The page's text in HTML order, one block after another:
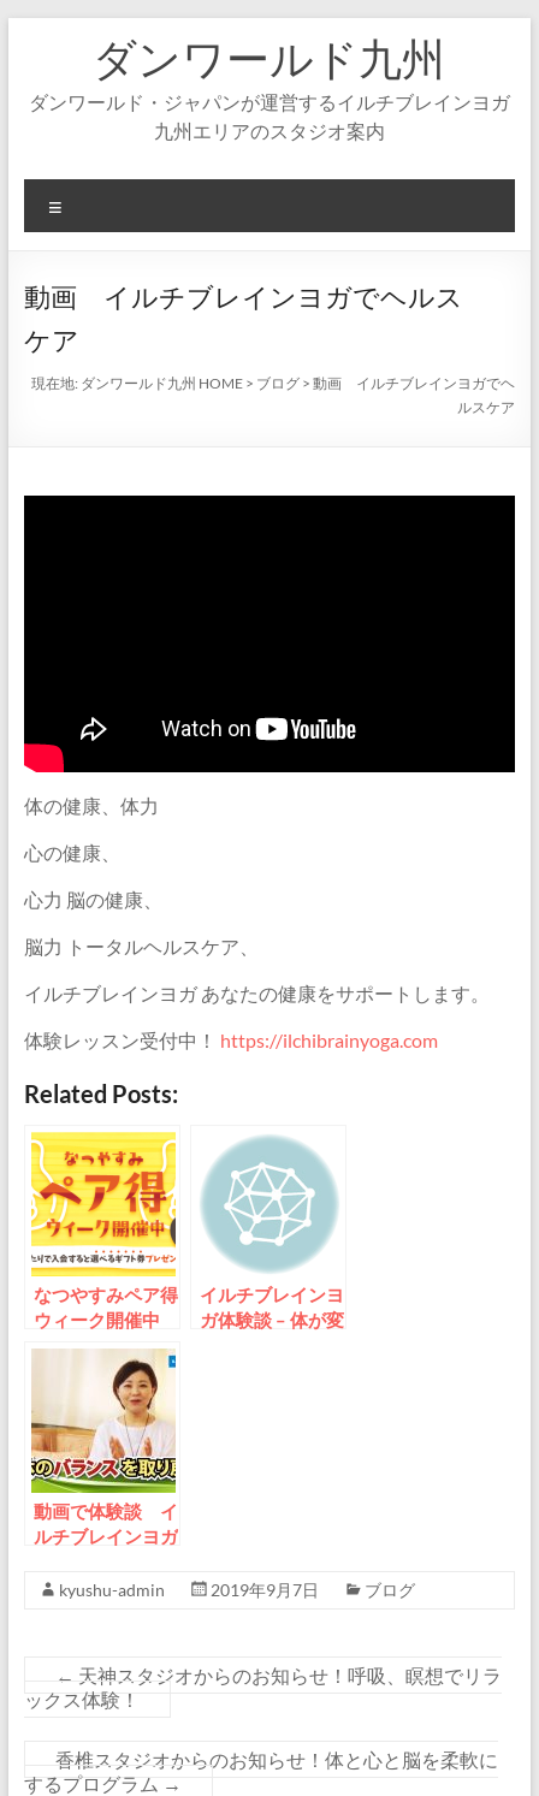
ダンワールド九州
ダンワールド・ジャパンが運営するイルチブレインヨガ
九州エリアのスタジオ案内
ニ
ー
動画 イルチブレインヨガでヘルス
ケア
現在地: ダンワールド九州 HOME > ブログ >動画 イルチブレインヨガでヘ
ルスケア
体の健康、体力
心の健康、
心力 脳の健康、
脳力 トータルヘルスケア、
イルチブレインヨガ あなたの健康をサポートします。
体験レッスン受付中！ https://ilchibrainyoga.com
Related Posts:
なつやすみペア得
ウィーク開催中
イルチブレインヨ
ガ体験談 – 体が変
動画で体験談 イ
ルチブレインヨガ
生活の中で欠かせ
kyushu-admin 2019年9月7日 ブログ
← 天神スタジオからのお知らせ！呼吸、瞑想でリラ
ックス体験！
香椎スタジオからのお知らせ！体と心と脳を柔軟に
するプログラム →